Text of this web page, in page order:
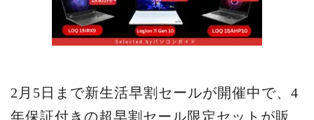
2月5日まで新生活早割セールが開催中で、4
年保証付きの超早割セール限定セットが販